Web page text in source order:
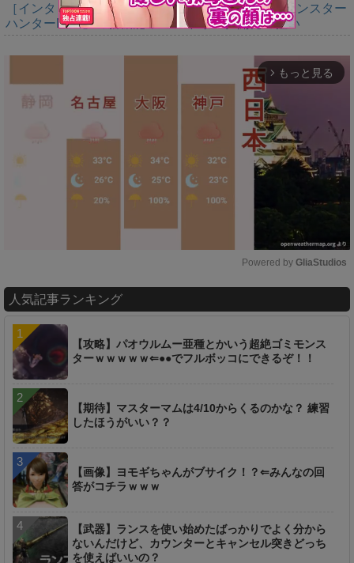
［インタビュー］距離を超えて，一緒に狩る。「モンスター
ハンターNow」の新機能 フレンドリンク開発の狙い
arrow_forward_ios もっと見る
u
e
Powered by GliaStudios
人気記事ランキング
【攻略】パオウルムー亜種とかいう超絶ゴミモンス
ターｗｗｗｗｗ⇐●●でフルボッコにできるぞ！！
【期待】マスターマムは4/10からくるのかな？ 練習
したほうがいい？？
【画像】ヨモギちゃんがブサイク！？⇐みんなの回
答がコチラｗｗｗ
【武器】ランスを使い始めたばっかりでよく分から
ないんだけど、カウンターとキャンセル突きどっち
を使えばいいの？